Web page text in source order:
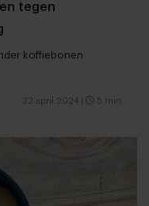
tegen
koffiebonen
22 april 2024 5 min